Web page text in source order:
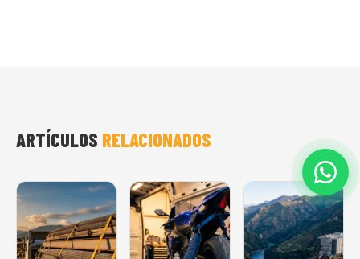
ARTÍCULOS RELACIONADOS